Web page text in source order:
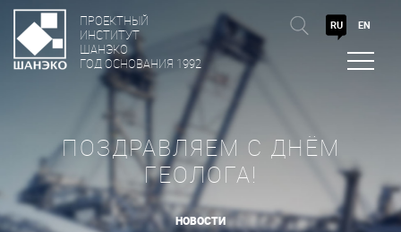
ПРОЕКТНЫЙ
ИНСТИТУТ
ШАНЭКО
ГОД ОСНОВАНИЯ 1992
RU EN
ПОЗДРАВЛЯЕМ С ДНЁМ
ГЕОЛОГА!
НОВОСТИ